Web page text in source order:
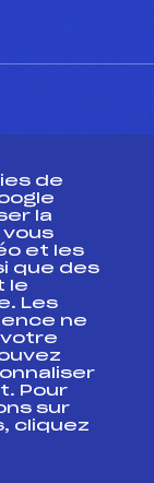
Suivi
de
la
et les
que des
le
Les
ne
votre
Pour
sur
cliquez